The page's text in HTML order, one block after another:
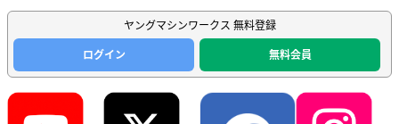
ヤングマシンワークス 無料登録
ログイン
無料会員